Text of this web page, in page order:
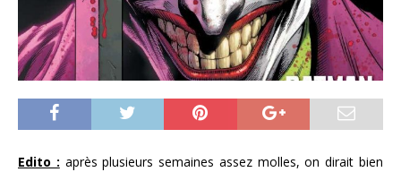
Edito : après plusieurs semaines assez molles, on dirait bien